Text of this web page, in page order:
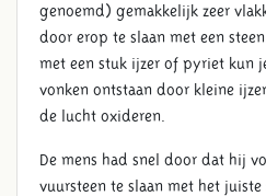
genoemd) gemakkelijk zeer
door erop te slaan met een
met een stuk ijzer of pyriet kun
vonken ontstaan door kleine
de lucht oxideren.
De mens had snel door dat hij
vuursteen te slaan met het